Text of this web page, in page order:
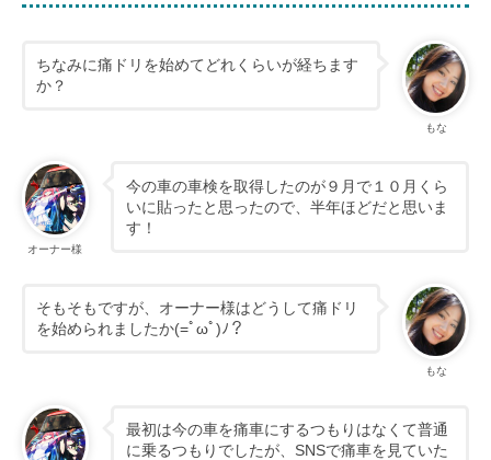
もな
ちなみに痛ドリを始めてどれくらいが経ちます
か？
オーナー様
今の車の車検を取得したのが９月で１０月くら
いに貼ったと思ったので、半年ほどだと思いま
す！
もな
そもそもですが、オーナー様はどうして痛ドリ
を始められましたか(=ﾟωﾟ)ﾉ？
最初は今の車を痛車にするつもりはなくて普通
に乗るつもりでしたが、SNSで痛車を見ていた